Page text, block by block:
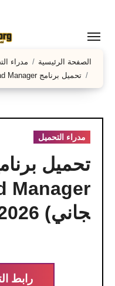
المحتوى
الصفحة الرئيسية
مدراء
تحميل برنامج Internet Download Manager (IDM مجاني) 2026
مدراء التحميل
جاني) 2026
رابط